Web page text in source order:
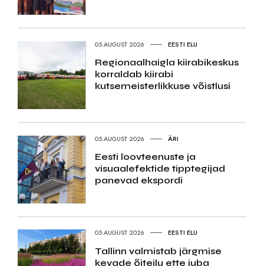
05.AUGUST 2026 EESTI ELU
Regionaalhaigla kiirabikeskus
korraldab kiirabi
kutsemeisterlikkuse võistlusi
05.AUGUST 2026 ÄRI
Eesti loovteenuste ja
visuaalefektide tipptegijad
panevad ekspordi
05.AUGUST 2026 EESTI ELU
Tallinn valmistab järgmise
kevade õiteilu ette juba